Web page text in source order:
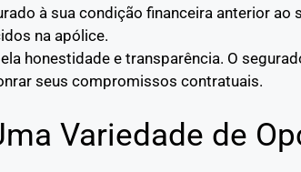
à sua condição financeira anterior
na apólice.
honestidade e transparência. O
seus compromissos contratuais.
Variedade de